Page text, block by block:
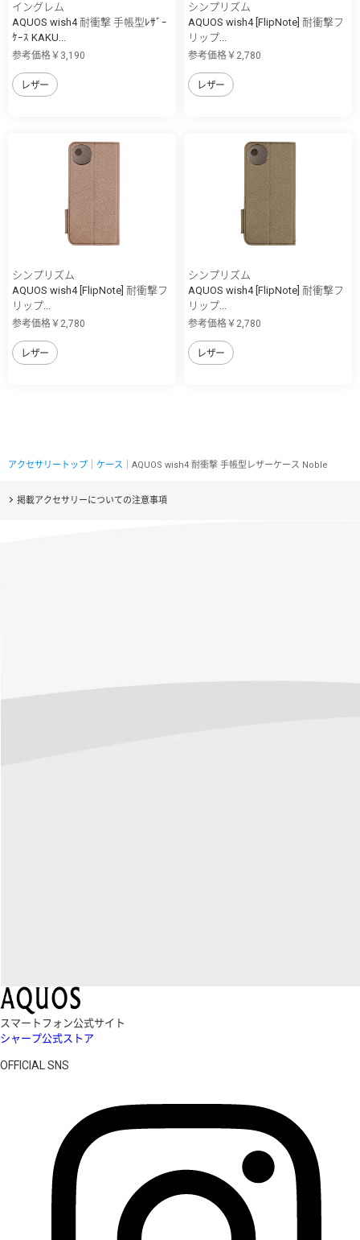
イングレム
AQUOS wish4 耐衝撃 手帳型ﾚｻﾞｰ
ｹｰｽ KAKU...
参考価格￥3,190
レザー
シンプリズム
AQUOS wish4 [FlipNote] 耐衝撃フ
リップ...
参考価格￥2,780
レザー
シンプリズム
AQUOS wish4 [FlipNote] 耐衝撃フ
リップ...
参考価格￥2,780
レザー
シンプリズム
AQUOS wish4 [FlipNote] 耐衝撃フ
リップ...
参考価格￥2,780
レザー
アクセサリートップ ケース ｜AQUOS wish4 耐衝撃 手帳型レザーケース Noble
掲載アクセサリーについての注意事項
スマートフォン公式サイト
シャープ公式ストア
OFFICIAL SNS